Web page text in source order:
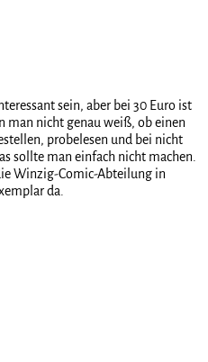
sein, aber bei 30 Euro ist
man nicht genau weiß, ob einen
probelesen und bei nicht
sollte man einfach nicht machen.
Winzig-Comic-Abteilung in
da.